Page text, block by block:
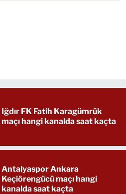
Iğdır FK Fatih Karagümrük
maçı hangi kanalda saat kaçta
Antalyaspor Ankara
Keçiörengücü maçı hangi
kanalda saat kaçta